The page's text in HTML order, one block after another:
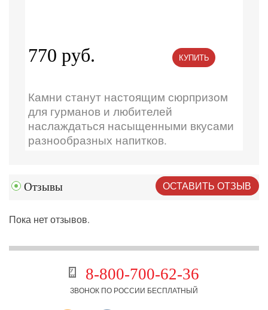
770 руб. КУПИТЬ
Камни станут настоящим сюрпризом
для гурманов и любителей
наслаждаться насыщенными вкусами
разнообразных напитков.
Отзывы ОСТАВИТЬ ОТЗЫВ
Пока нет отзывов.
8-800-700-62-36
ЗВОНОК ПО РОССИИ БЕСПЛАТНЫЙ